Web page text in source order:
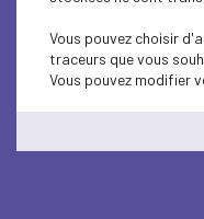
Vous pouvez choisir
traceurs que vous
Vous pouvez modifier